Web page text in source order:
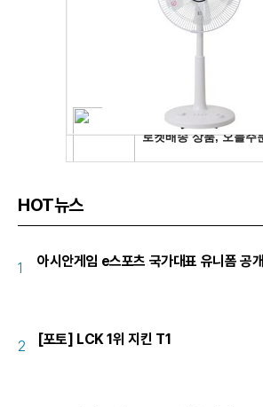
HOT뉴스
1 아시안게임 e스포츠 국가대표 유니폼 공개
2 [포토] LCK 1위 지킨 T1